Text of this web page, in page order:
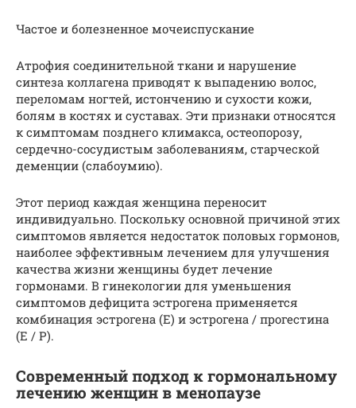
Частое и болезненное мочеиспускание
Атрофия соединительной ткани и нарушение
синтеза коллагена приводят к выпадению волос,
переломам ногтей, истончению и сухости кожи,
болям в костях и суставах. Эти признаки относятся
к симптомам позднего климакса, остеопорозу,
сердечно-сосудистым заболеваниям, старческой
деменции (слабоумию).
Этот период каждая женщина переносит
индивидуально. Поскольку основной причиной этих
симптомов является недостаток половых гормонов,
наиболее эффективным лечением для улучшения
качества жизни женщины будет лечение
гормонами. В гинекологии для уменьшения
симптомов дефицита эстрогена применяется
комбинация эстрогена (E) и эстрогена / прогестина
(E / P).
Современный подход к гормональному
лечению женщин в менопаузе